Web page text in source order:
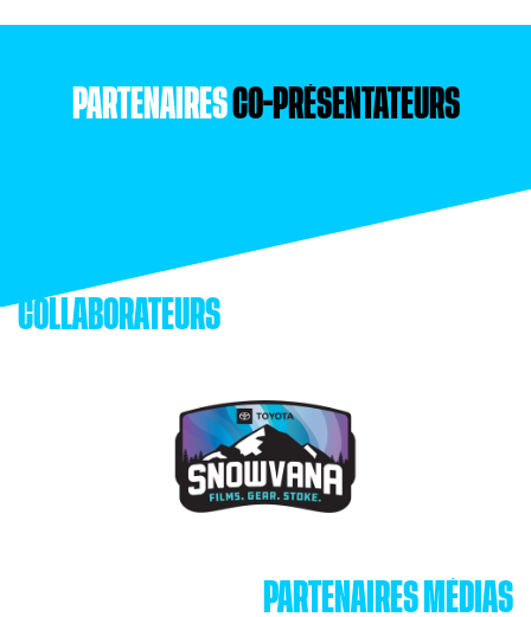
PARTENAIRESCO-PRÉSENTATEURS
COLLABORATEURS
PARTENAIRES MÉDIAS